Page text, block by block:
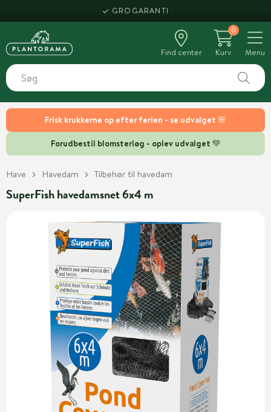
Frisk krukkerne op efter ferien - se udvalget 🌸
Forudbestil blomsterløg - oplev udvalget 💚
GROGARANTI
Find center
0
Kurv
Menu
Have Havedam Tilbehør til havedam
SuperFish havedamsnet 6x4 m